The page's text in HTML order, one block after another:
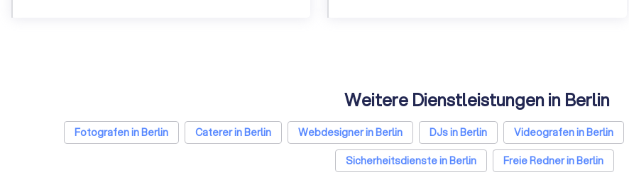
Weitere Dienstleistungen in Berlin
Fotografen in Berlin Caterer in Berlin Webdesigner in Berlin DJs in Berlin Videografen in Berlin
Sicherheitsdienste in Berlin
Freie Redner in Berlin